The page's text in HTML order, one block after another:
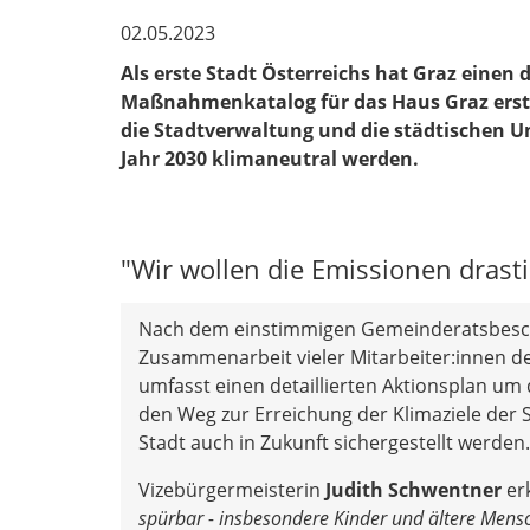
02.05.2023
Als erste Stadt Österreichs hat Graz einen
Maßnahmenkatalog für das Haus Graz
die Stadtverwaltung und die städtischen
Jahr 2030 klimaneutral werden.
"Wir wollen die Emissionen
Nach dem einstimmigen
Zusammenarbeit vieler Mitarbeiter:innen
umfasst einen detaillierten Aktionsplan um
den Weg zur Erreichung der Klimaziele
Stadt auch in Zukunft sichergestellt werden.
Vizebürgermeisterin Judith Schwentner
spürbar - insbesondere Kinder und ältere